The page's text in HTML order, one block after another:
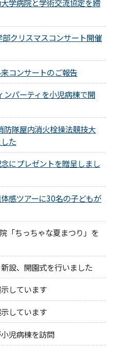
学病院と学術交流協定を締
部クリスマスコンサート開催
コンサートのご報告
ンパーティを小児病棟で開
防隊屋内消火栓操法競技大
た
にプレゼントを贈呈しまし
感ツアーに30名の子どもが
「ちっちゃな夏まつり」を
設、開園式を行いました
しています
しています
児病棟を訪問